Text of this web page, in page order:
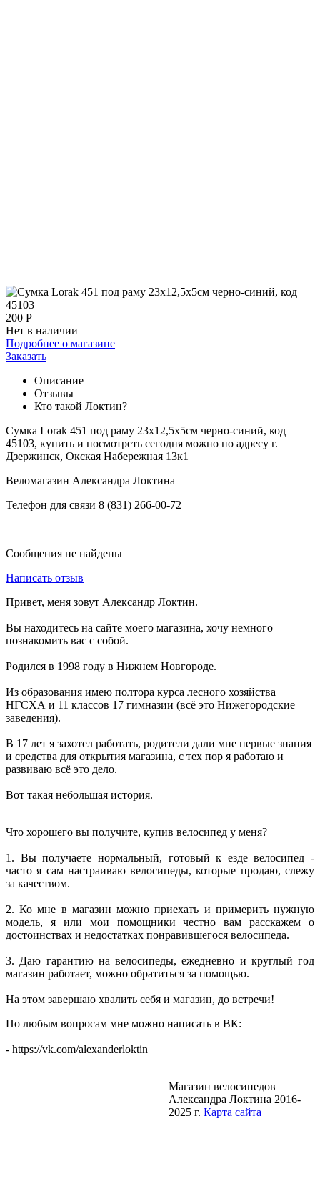
200 Р
Нет в наличии
Подробнее о магазине
Заказать
Описание
Отзывы
Кто такой Локтин?
Сумка Lorak 451 под раму 23х12,5х5см черно-синий, код
45103, купить и посмотреть сегодня можно по адресу г.
Дзержинск, Окская Набережная 13к1
Веломагазин Александра Локтина
Телефон для связи 8 (831) 266-00-72
Сообщения не найдены
Написать отзыв
Привет, меня зовут Александр Локтин.
Вы находитесь на сайте моего магазина, хочу немного
познакомить вас с собой.
Родился в 1998 году в Нижнем Новгороде.
Из образования имею полтора курса лесного хозяйства
НГСХА и 11 классов 17 гимназии (всё это Нижегородские
заведения).
В 17 лет я захотел работать, родители дали мне первые знания
и средства для открытия магазина, с тех пор я работаю и
развиваю всё это дело.
Вот такая небольшая история.
Что хорошего вы получите, купив велосипед у меня?
1. Вы получаете нормальный, готовый к езде велосипед -
часто я сам настраиваю велосипеды, которые продаю, слежу
за качеством.
2. Ко мне в магазин можно приехать и примерить нужную
модель, я или мои помощники честно вам расскажем о
достоинствах и недостатках понравившегося велосипеда.
3. Даю гарантию на велосипеды, ежедневно и круглый год
магазин работает, можно обратиться за помощью.
На этом завершаю хвалить себя и магазин, до встречи!
По любым вопросам мне можно написать в ВК:
- https://vk.com/alexanderloktin
Магазин велосипедов
Александра Локтина 2016-
2025 г. Карта сайта